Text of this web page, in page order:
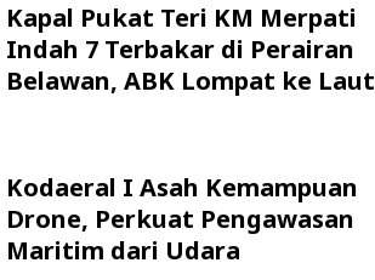
Kapal Pukat Teri KM Merpati
Indah 7 Terbakar di Perairan
Belawan, ABK Lompat ke Laut
Kodaeral I Asah Kemampuan
Drone, Perkuat Pengawasan
Maritim dari Udara